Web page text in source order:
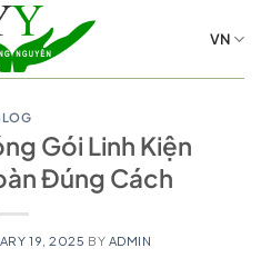
VN
Gói Linh Kiện
Đúng Cách
19, 2025 BY ADMIN